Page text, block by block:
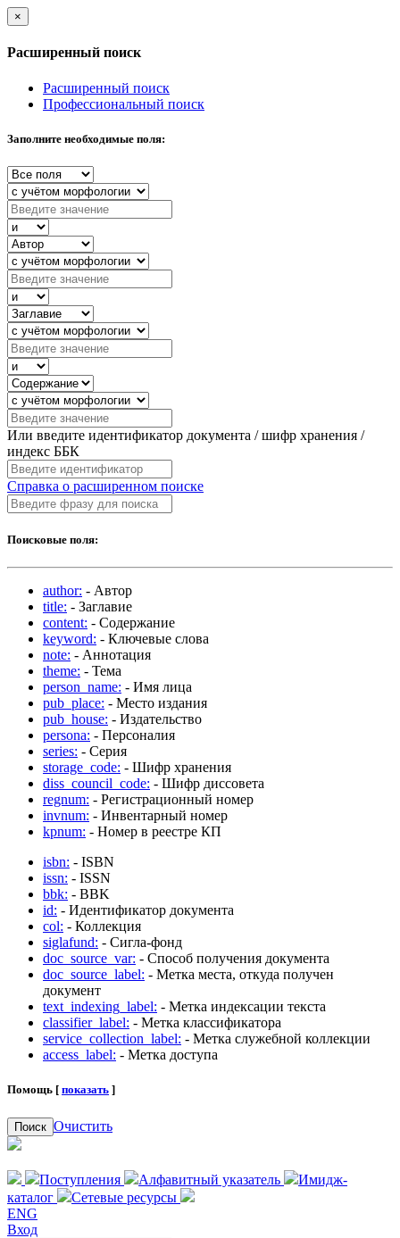
×
Расширенный поиск
Расширенный поиск
Профессиональный поиск
Заполните необходимые поля:
Или введите идентификатор документа / шифр хранения /
индекс ББК
Справка о расширенном поиске
Поисковые поля:
author: - Автор
title: - Заглавие
content: - Содержание
keyword: - Ключевые слова
note: - Аннотация
theme: - Тема
person_name: - Имя лица
pub_place: - Место издания
pub_house: - Издательство
persona: - Персоналия
series: - Серия
storage_code: - Шифр хранения
diss_council_code: - Шифр диссовета
regnum: - Регистрационный номер
invnum: - Инвентарный номер
kpnum: - Номер в реестре КП
isbn: - ISBN
issn: - ISSN
bbk: - BBK
id: - Идентификатор документа
col: - Коллекция
siglafund: - Сигла-фонд
doc_source_var: - Способ получения документа
doc_source_label: - Метка места, откуда получен
документ
text_indexing_label: - Метка индексации текста
classifier_label: - Метка классификатора
service_collection_label: - Метка служебной коллекции
access_label: - Метка доступа
Помощь [ показать ]
Поиск Очистить
Поступления Алфавитный указатель
Имидж-
каталог
Сетевые ресурсы
ENG
Вход